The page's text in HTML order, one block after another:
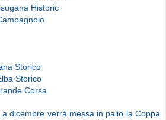
Historic
Storico
Storico
Corsa
dicembre verrà messa in palio la Coppa